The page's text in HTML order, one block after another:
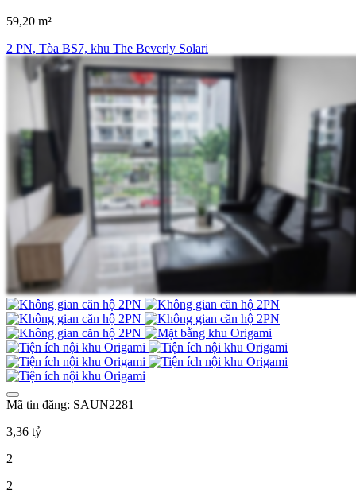
59,20 m²
2 PN, Tòa BS7, khu The Beverly Solari
Mã tin đăng: SAUN2281
3,36 tỷ
2
2